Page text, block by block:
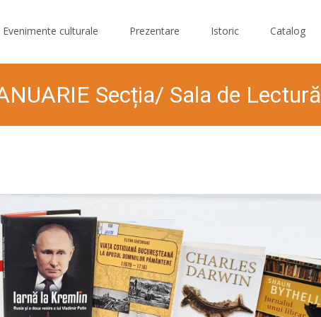
Evenimente culturale Prezentare Istoric Catalog
Secția/ Sala de Lectură